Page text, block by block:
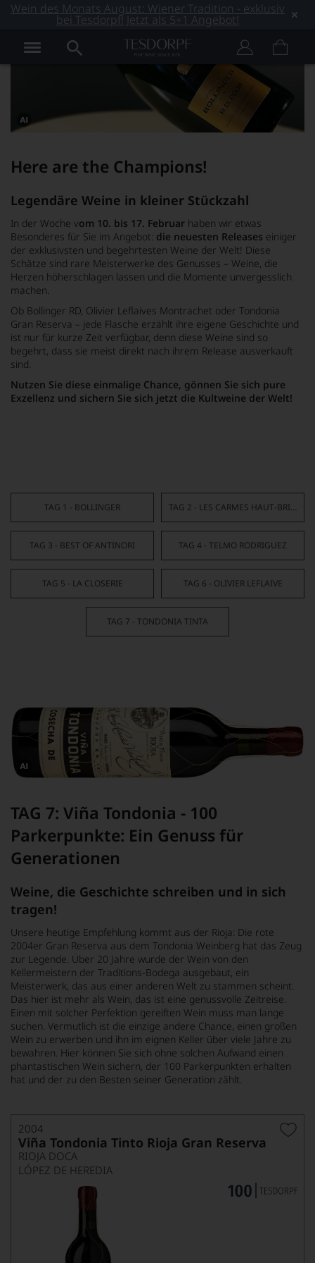
Wein des Monats August: Wiener Tradition - exklusiv
bei Tesdorpf! Jetzt als 5+1 Angebot!
Dieses
mithilfe
von
verändert.
Here are the Champions!
Legendäre Weine in kleiner Stückzahl
In der Woche vom 10. bis 17. Februar haben wir etwas
Besonderes für Sie im Angebot: die neuesten Releases einiger
der exklusivsten und begehrtesten Weine der Welt! Diese
Schätze sind rare Meisterwerke des Genusses – Weine, die
Herzen höherschlagen lassen und die Momente unvergesslich
machen.
Ob Bollinger RD, Olivier Leflaives Montrachet oder Tondonia
Gran Reserva – jede Flasche erzählt ihre eigene Geschichte und
ist nur für kurze Zeit verfügbar, denn diese Weine sind so
begehrt, dass sie meist direkt nach ihrem Release ausverkauft
sind.
Nutzen Sie diese einmalige Chance, gönnen Sie sich pure
Exzellenz und sichern Sie sich jetzt die Kultweine der Welt!
TAG 1 - BOLLINGER TAG 2 - LES CARMES HAUT-BRION
TAG 3 - BEST OF ANTINORI TAG 4 - TELMO RODRIGUEZ
TAG 5 - LA CLOSERIE TAG 6 - OLIVIER LEFLAIVE
TAG 7 - TONDONIA TINTA
mithilfe
von
KI
verändert.
TAG 7: Viña Tondonia - 100
Parkerpunkte: Ein Genuss für
Generationen
Weine, die Geschichte schreiben und in sich
tragen!
Unsere heutige Empfehlung kommt aus der Rioja: Die rote
2004er Gran Reserva aus dem Tondonia Weinberg hat das Zeug
zur Legende. Über 20 Jahre wurde der Wein von den
Kellermeistern der Traditions-Bodega ausgebaut, ein
Meisterwerk, das aus einer anderen Welt zu stammen scheint.
Das hier ist mehr als Wein, das ist eine genussvolle Zeitreise.
Einen mit solcher Perfektion gereiften Wein muss man lange
suchen. Vermutlich ist die einzige andere Chance, einen großen
Wein zu erwerben und ihn im eignen Keller über viele Jahre zu
bewahren. Hier können Sie sich ohne solchen Aufwand einen
phantastischen Wein sichern, der 100 Parkerpunkten erhalten
hat und der zu den Besten seiner Generation zählt.
2004
Viña Tondonia Tinto Rioja Gran Reserva
RIOJA DOCA
LÓPEZ DE HEREDIA